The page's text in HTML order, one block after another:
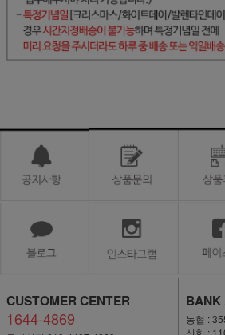
CUSTOMER CENTER
1644-4869
BANK
농협 :
신한 :